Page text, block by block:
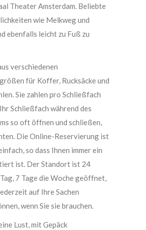
Theater Amsterdam. Beliebte
wie Melkweg und
ebenfalls leicht zu Fuß zu
verschiedenen
für Koffer, Rucksäcke und
Sie zahlen pro Schließfach
Schließfach während des
so oft öffnen und schließen,
Die Online-Reservierung ist
so dass Ihnen immer ein
ist. Der Standort ist 24
7 Tage die Woche geöffnet,
auf Ihre Sachen
wenn Sie sie brauchen.
Lust, mit Gepäck